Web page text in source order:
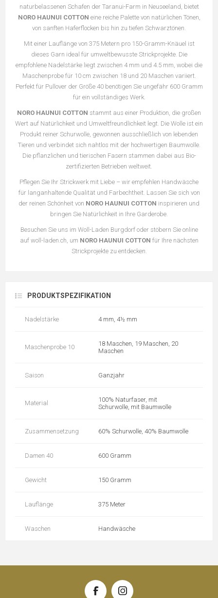
naturbelassenen Schafen der Taranui-Farm in Neuseeland, bietet
NORO HAUNUI COTTON eine reiche Palette von natürlichen Tönen,
von sanften Haferflocken bis hin zu tiefen Schwarztönen.
Mit einer Lauflänge von 375 Metern pro 150-Gramm-Knäuel ist
dieses Garn ideal für umweltbewusste Strickprojekte. Die
empfohlene Nadelstärke liegt zwischen 4 mm und 4.5 mm, wobei die
Maschenprobe für 10 cm zwischen 18 und 20 Maschen variiert.
Perfekt für Pullover der Größe 40 benötigen Sie ungefähr 600 Gramm
für ein vollständiges Werk.
NORO HAUNUI COTTON stammt aus einer Produktion, die großen
Wert auf Natürlichkeit und Umweltfreundlichkeit legt. Die Wolle ist ein
Produkt reiner Schurwolle, gewonnen ausschließlich von lebenden
Tieren und verbindet sich nahtlos mit der hochwertigen Baumwolle.
Die pflanzlichen und tierischen Fasern stammen dabei aus Bio-
zertifizierten Betrieben weltweit.
Pflegen Sie Ihr Strickwerk mit Liebe – wir empfehlen Handwäsche
für langanhaltende Qualität und Farbechtheit. Lassen Sie sich von
der reinen Schönheit von NORO HAUNUI COTTON inspirieren und
bringen Sie Natürlichkeit in Ihre Garderobe.
Besuchen Sie uns im Woll-Laden Burgdorf oder stöbern Sie online
auf woll-laden.ch, um NORO HAUNUI COTTON für Ihre nächsten
Strickprojekte zu entdecken.
PRODUKTSPEZIFIKATION
Nadelstärke 4 mm, 4½ mm
Maschenprobe 10
18 Maschen, 19 Maschen, 20
Maschen
Saison Ganzjahr
Material
100% Naturfaser, mit
Schurwolle, mit Baumwolle
Zusammensetzung 60% Schurwolle, 40% Baumwolle
Damen 40 600 Gramm
Gewicht 150 Gramm
Lauflänge 375 Meter
Waschen Handwäsche